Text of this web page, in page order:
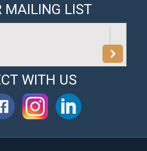
MAILING LIST
WITH US